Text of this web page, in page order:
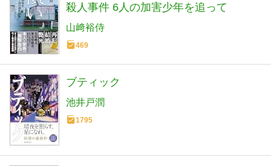
殺人事件 6人の加害少年を追って
山﨑裕侍
469
ブティック
池井戸潤
1795